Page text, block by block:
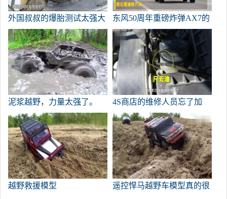
外国叔叔的爆胎测试太强大
了。
东风50周年重磅炸弹AX7的
亮点是什么？
泥浆越野，力量太强了。
4S商店的维修人员忘了加
油，他驱车1公里来到摊位
越野救援模型
遥控悍马越野车模型真的很